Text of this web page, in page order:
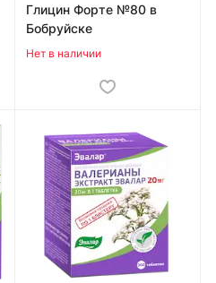
Глицин Форте №80 в
Бобруйске
Нет в наличии